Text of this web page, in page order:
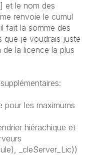
et le nom des
renvoie le cumul
fait la somme des
que je voudrais juste
la licence la plus
pour les maximums
hiérachique et
_cleServer_Lic))